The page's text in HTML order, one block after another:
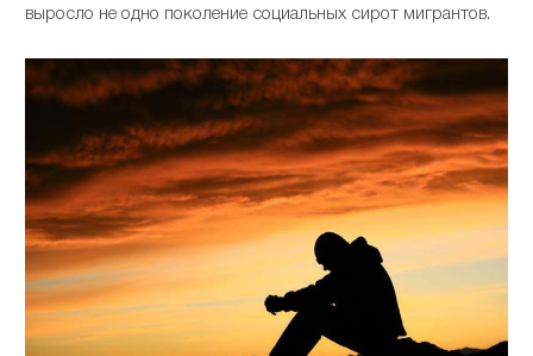
выросло не одно поколение социальных сирот мигрантов.